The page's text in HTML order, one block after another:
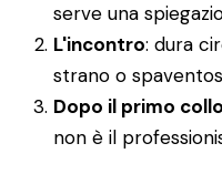
serve una
L'incontro: dura
strano o
Dopo il primo
non è il